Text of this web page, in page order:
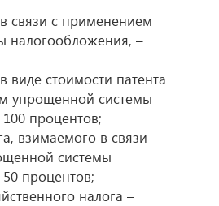
связи с применением
налогообложения, –
виде стоимости патента
упрощенной системы
процентов;
взимаемого в связи
системы
процентов;
налога –